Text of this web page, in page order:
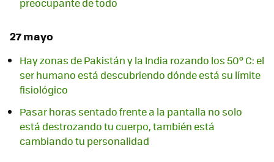
27 mayo
Hay zonas de Pakistán y la India rozando los 50º C: el
ser humano está descubriendo dónde está su límite
fisiológico
Pasar horas sentado frente a la pantalla no solo
está destrozando tu cuerpo, también está
cambiando tu personalidad